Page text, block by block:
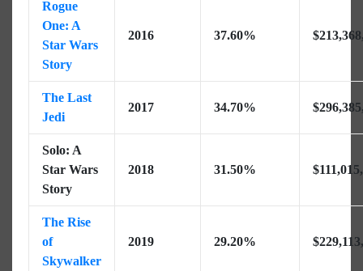
Rogue
One: A
Star Wars
Story
2016 37.60%
The Last
Jedi
2017 34.70%
Solo: A
Star Wars
Story
2018 31.50%
The Rise
of
Skywalker
2019 29.20%